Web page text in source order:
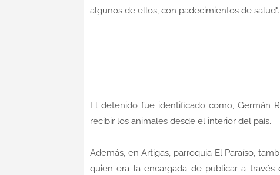
algunos de ellos, con padecimientos de salud".
El detenido fue identificado como, Germán
recibir los animales desde el interior del país.
Además, en Artigas, parroquia El Paraíso,
quien era la encargada de publicar a